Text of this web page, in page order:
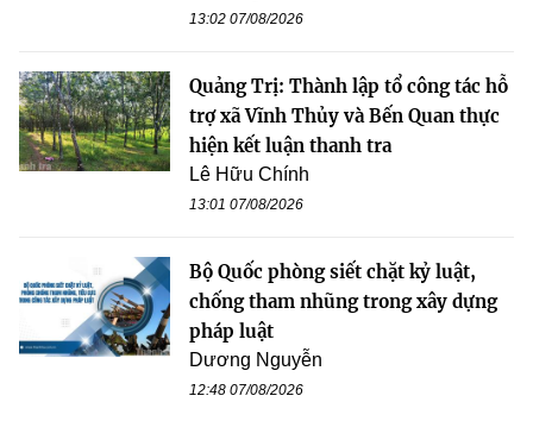
13:02 07/08/2026
Quảng Trị: Thành lập tổ công tác hỗ
trợ xã Vĩnh Thủy và Bến Quan thực
hiện kết luận thanh tra
Lê Hữu Chính
13:01 07/08/2026
Bộ Quốc phòng siết chặt kỷ luật,
chống tham nhũng trong xây dựng
pháp luật
Dương Nguyễn
12:48 07/08/2026